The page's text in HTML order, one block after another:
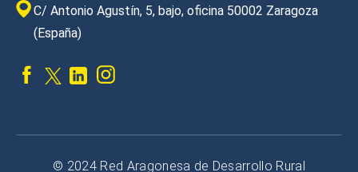
C/ Antonio Agustín, 5, bajo, oficina 50002 Zaragoza
(España)
© 2024 Red Aragonesa de Desarrollo Rural